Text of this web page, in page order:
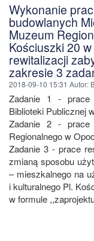
Wykonanie
budowlanych
Muzeum
Kościuszki 20
rewitalizacji
zakresie 3
2018-09-10 15:31 Autor:
Zadanie 1 - prace
Biblioteki Publicznej
Zadanie 2 - prace
Regionalnego w
Zadanie 3 - prace
zmianą sposobu
– mieszkalnego na
i kulturalnego Pl.
w formule